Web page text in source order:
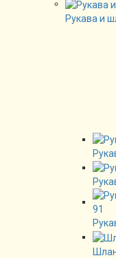
Рукава и